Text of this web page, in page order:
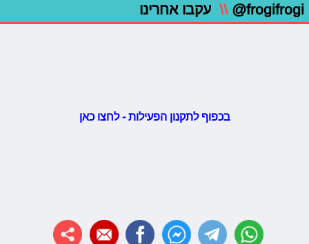
@frogifrogi
\\ עקבו אחרינו
בכפוף לתקנון הפעילות - לחצו כאן